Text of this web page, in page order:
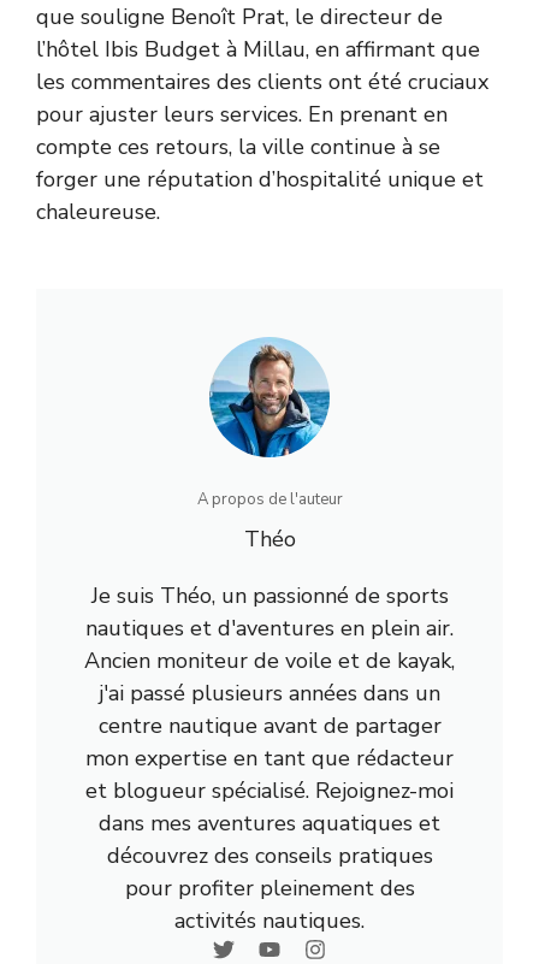
que souligne Benoît Prat, le directeur de
l’hôtel Ibis Budget à Millau, en affirmant que
les commentaires des clients ont été cruciaux
pour ajuster leurs services. En prenant en
compte ces retours, la ville continue à se
forger une réputation d’hospitalité unique et
chaleureuse.
A propos de l'auteur
Théo
Je suis Théo, un passionné de sports
nautiques et d'aventures en plein air.
Ancien moniteur de voile et de kayak,
j'ai passé plusieurs années dans un
centre nautique avant de partager
mon expertise en tant que rédacteur
et blogueur spécialisé. Rejoignez-moi
dans mes aventures aquatiques et
découvrez des conseils pratiques
pour profiter pleinement des
activités nautiques.